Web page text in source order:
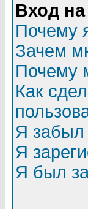
Вход
Почему
Зачем
Почему
Как
Я забыл
Я
Я был